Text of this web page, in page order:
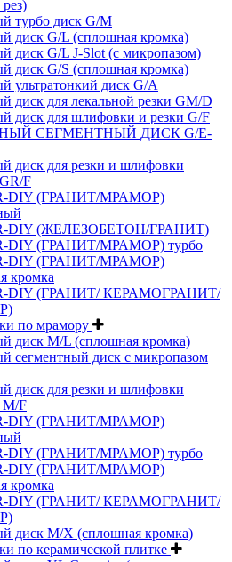
турбо диск G/M
диск G/L (сплошная кромка)
диск G/L J-Slot (с микропазом)
диск G/S (сплошная кромка)
ультратонкий диск G/A
диск для лекальной резки GM/D
диск для шлифовки и резки G/F
СЕГМЕНТНЫЙ ДИСК G/E-
диск для резки и шлифовки
F
DIY (ГРАНИТ/МРАМОР)
DIY (ЖЕЛЕЗОБЕТОН/ГРАНИТ)
DIY (ГРАНИТ/МРАМОР) турбо
DIY (ГРАНИТ/МРАМОР)
кромка
DIY (ГРАНИТ/ КЕРАМОГРАНИТ/
по мрамору
диск M/L (сплошная кромка)
сегментный диск с микропазом
диск для резки и шлифовки
M/F
DIY (ГРАНИТ/МРАМОР)
DIY (ГРАНИТ/МРАМОР) турбо
DIY (ГРАНИТ/МРАМОР)
кромка
DIY (ГРАНИТ/ КЕРАМОГРАНИТ/
диск M/X (сплошная кромка)
по керамической плитке